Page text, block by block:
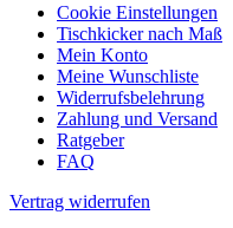
Cookie Einstellungen
Tischkicker nach Maß
Mein Konto
Meine Wunschliste
Widerrufsbelehrung
Zahlung und Versand
Ratgeber
FAQ
Vertrag widerrufen